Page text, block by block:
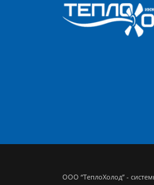
ООО “ТеплоХолод” -